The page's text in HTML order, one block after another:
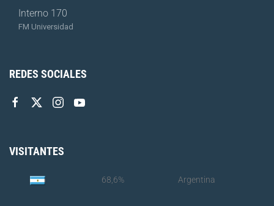
Interno 170
FM Universidad
REDES SOCIALES
VISITANTES
68,6% Argentina